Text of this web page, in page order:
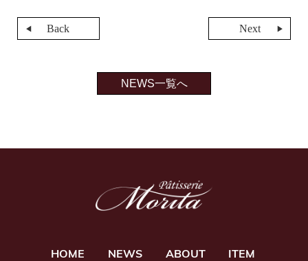
Back
NEWS一覧へ
Next
HOME NEWS ABOUT ITEM